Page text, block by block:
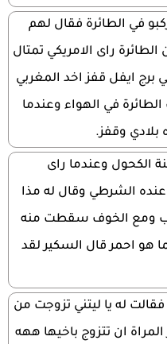
في الطائرة فقال لهم
راى الامريكي تمتال
برج ايفل قفز اخد المغربي
في الهواء وعندما
بلادي وقفز.
الكحول وعندما راى
الشرطي وقال له مذا
ومع الخوف سقطت منه
هو احمر قال السكير لقد
له يا ليتني تزوجت من
ان تتزوج باخيها ههه